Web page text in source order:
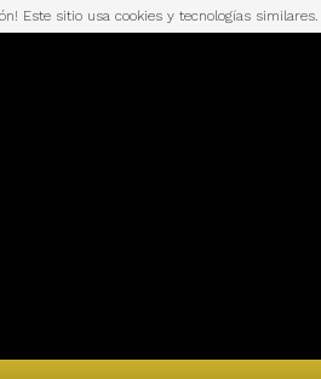
Este sitio usa cookies y tecnologías